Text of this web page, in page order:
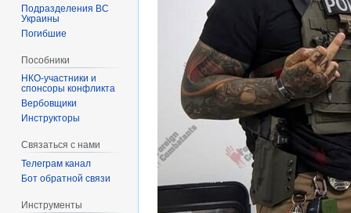
Подразделения ВС
Украины
Погибшие
Пособники
спонсоры конфликта
‏‎Вербовщики
Инструкторы
Связаться с нами
Телеграм канал
Бот обратной связи
Инструменты